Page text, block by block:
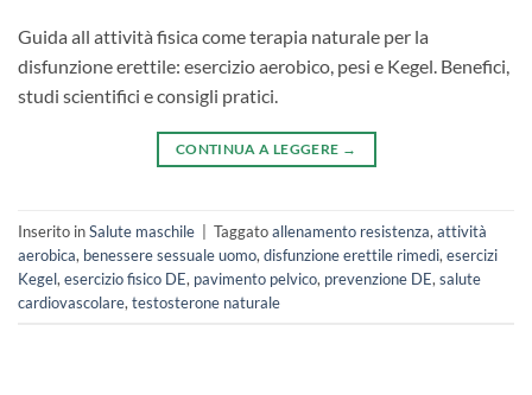
Guida all attività fisica come terapia naturale per la
disfunzione erettile: esercizio aerobico, pesi e Kegel. Benefici,
studi scientifici e consigli pratici.
CONTINUA A LEGGERE →
Inserito inSalute maschile Taggatoallenamento resistenza, attività
aerobica, benessere sessuale uomo, disfunzione erettile rimedi, esercizi
Kegel, esercizio fisico DE, pavimento pelvico, prevenzione DE, salute
cardiovascolare, testosterone naturale